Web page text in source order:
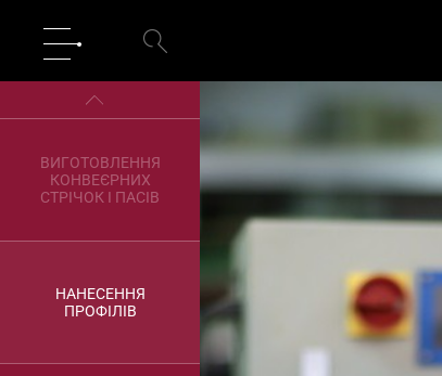
З’ЄДНАННЯ
ПОЛІМЕРНИХ
КОНВЕЄРНИХ
СТРІЧОК
ВИГОТОВЛЕННЯ
КОНВЕЄРНИХ
СТРІЧОК І ПАСІВ
НАНЕСЕННЯ
ПРОФІЛІВ